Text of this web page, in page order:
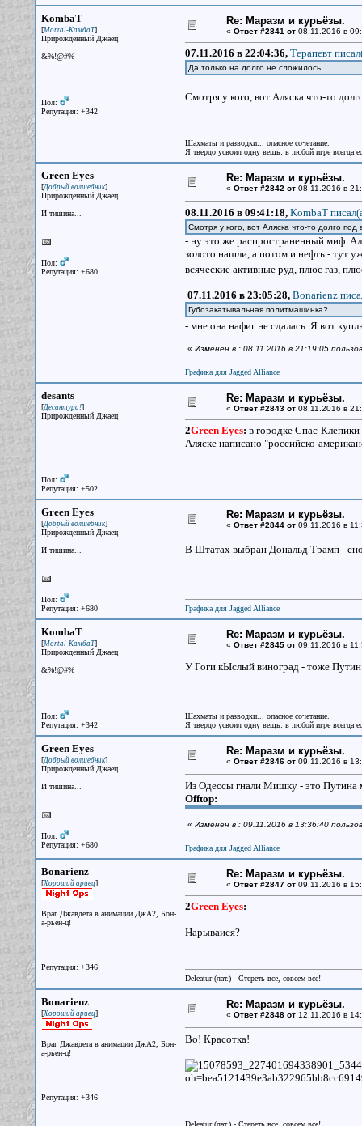
KombaT
[Mortal-КамбаТ]
Прирожденный Джаец
&%!@#%
Пол:
Репутация: +342
Re: Маразм и курьёзы.
« Ответ #2841 от08.11.2016 в
07.11.2016 в 22:04:36, Терапевт
Да только на долго не сложилось.
Смотря у кого, вот Аляска что-то
Шахматы и разводки... опасное сочетание.
Я твердо усвоил одну вещь: в любой игре всегда
Green Eyes
[Добрый волшебник]
Прирожденный Джаец
И тишина...
Пол:
Репутация: +680
Re: Маразм и курьёзы.
« Ответ #2842 от08.11.2016 в
08.11.2016 в 09:41:18, KombaT
Смотря у кого, вот Аляска что-то долго
- ну это же распространенный миф.
золото нашли, а потом и нефть - тут
всяческие активные руд, плюс газ,
07.11.2016 в 23:05:28, Bonarienz
Губозакатывальная политмашинка?
- мне она нафиг не сдалась. Я вот
« Изменён в : 08.11.2016 в 21:19:05
Графика для Jagged Alliance
desants
[Десантура!]
Прирожденный Джаец
Пол:
Репутация: +502
Re: Маразм и курьёзы.
« Ответ #2843 от08.11.2016 в
2Green Eyes: в городке Спас-Клепики
Аляске написано "российско-
Green Eyes
[Добрый волшебник]
Прирожденный Джаец
И тишина...
Пол:
Репутация: +680
Re: Маразм и курьёзы.
« Ответ #2844 от09.11.2016 в
В Штатах выбран Дональд Трамп -
Графика для Jagged Alliance
KombaT
[Mortal-КамбаТ]
Прирожденный Джаец
&%!@#%
Пол:
Репутация: +342
Re: Маразм и курьёзы.
« Ответ #2845 от09.11.2016 в
У Гоги кЫслый виноград - тоже Путин
Шахматы и разводки... опасное сочетание.
Я твердо усвоил одну вещь: в любой игре всегда
Green Eyes
[Добрый волшебник]
Прирожденный Джаец
И тишина...
Пол:
Репутация: +680
Re: Маразм и курьёзы.
« Ответ #2846 от09.11.2016 в
Из Одессы гнали Мишку - это
Offtop:
« Изменён в : 09.11.2016 в 13:36:40
Графика для Jagged Alliance
Bonarienz
[Хороший ариец]
Враг Джавдета в анимации ДжА2, Бон-
а-рьен-ц!
Репутация: +346
Re: Маразм и курьёзы.
« Ответ #2847 от09.11.2016 в
2Green Eyes:
Нарываися?
Deleatur (лат.) - Стереть все, совсем все!
Bonarienz
[Хороший ариец]
Враг Джавдета в анимации ДжА2, Бон-
а-рьен-ц!
Репутация: +346
Re: Маразм и курьёзы.
« Ответ #2848 от12.11.2016 в
Во! Красотка!
Deleatur (лат.) - Стереть все, совсем все!